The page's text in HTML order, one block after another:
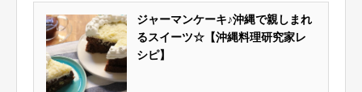
ジャーマンケーキ♪沖縄で親しまれ
るスイーツ☆【沖縄料理研究家レ
シピ】